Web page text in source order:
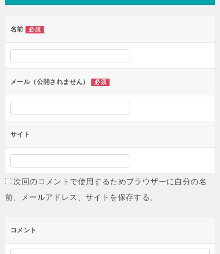
名前 必須
メール（公開されません） 必須
サイト
次回のコメントで使用するためブラウザーに自分の名
前、メールアドレス、サイトを保存する。
コメント